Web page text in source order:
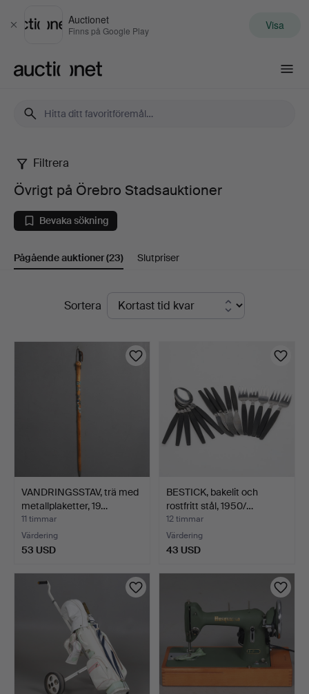
Stäng
Auctionet
Finns på Google Play Visa
Övrigt
på
Örebro
Stadsauktioner
Filtrera
Övrigt på Örebro Stadsauktioner
Bevaka sökning
Pågående auktioner(23) Slutpriser
PågåendeSortera
VANDRINGSSTAV, trä med
metallplaketter, 19…
11 timmar
Värdering
53 USD
BESTICK, bakelit och
rostfritt stål, 1950/…
12 timmar
Värdering
43 USD